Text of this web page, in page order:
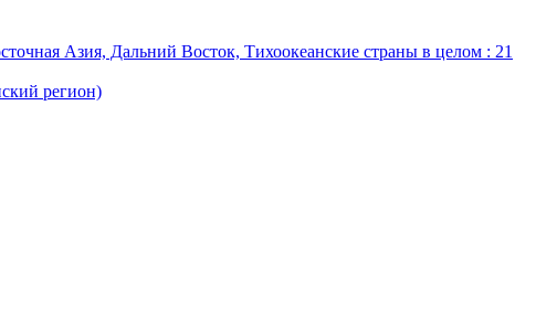
Азия, Дальний Восток, Тихоокеанские страны в целом : 21
регион)